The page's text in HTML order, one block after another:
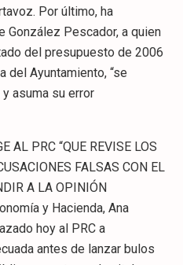
Por último, ha
González Pescador, a quien
del presupuesto de 2006
del Ayuntamiento, “se
asuma su error
AL PRC “QUE REVISE LOS
FALSAS CON EL
A LA OPINIÓN
y Hacienda, Ana
hoy al PRC a
antes de lanzar bulos